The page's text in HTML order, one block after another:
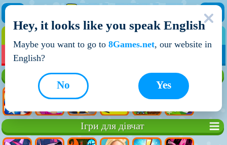
НОВІ ІГРИ
Ігри для дівчат
Hey, it looks like you speak English
Maybe you want to go to 8Games.net, our website in
English?
Yes
No